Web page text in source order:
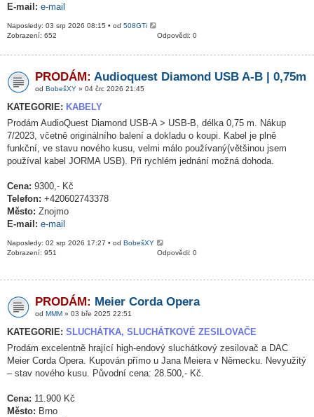
E-mail: e-mail
Naposledy: 03 srp 2026 08:15 • od 508GTi
Odpovědi: 0
Zobrazení: 652
PRODÁM: Audioquest Diamond USB A-B | 0,75m
od BobešXY » 04 črc 2026 21:45
KATEGORIE: KABELY
Prodám AudioQuest Diamond USB-A > USB-B, délka 0,75 m. Nákup
7/2023, včetně originálního balení a dokladu o koupi. Kabel je plně
funkční, ve stavu nového kusu, velmi málo používaný(většinou jsem
používal kabel JORMA USB). Při rychlém jednání možná dohoda.
Cena: 9300,- Kč
Telefon: +420602743378
Město: Znojmo
E-mail: e-mail
Naposledy: 02 srp 2026 17:27 • od BobešXY
Odpovědi: 0
Zobrazení: 951
PRODÁM: Meier Corda Opera
od MMM » 03 bře 2025 22:51
KATEGORIE: SLUCHÁTKA, SLUCHÁTKOVÉ ZESILOVAČE
Prodám excelentně hrající high-endový sluchátkový zesilovač a DAC
Meier Corda Opera. Kupován přímo u Jana Meiera v Německu. Nevyužitý
– stav nového kusu. Původní cena: 28.500,- Kč.
Cena: 11.900 Kč
Město: Brno